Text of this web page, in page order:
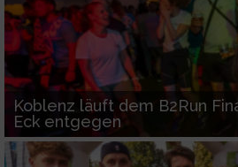
Koblenz läuft dem B2Run
Eck entgegen